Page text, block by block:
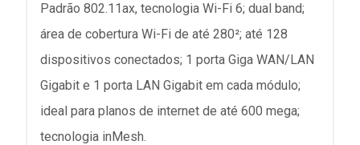
Padrão 802.11ax, tecnologia Wi-Fi 6; dual band;
área de cobertura Wi-Fi de até 280²; até 128
dispositivos conectados; 1 porta Giga WAN/LAN
Gigabit e 1 porta LAN Gigabit em cada módulo;
ideal para planos de internet de até 600 mega;
tecnologia inMesh.